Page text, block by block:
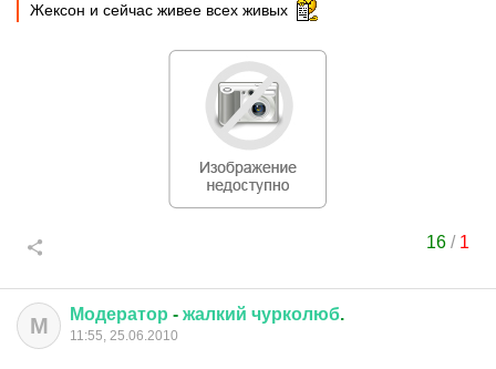
Жексон и сейчас живее всех живых
16 / 1
М Модератор - жалкий чурколюб.
11:55, 25.06.2010